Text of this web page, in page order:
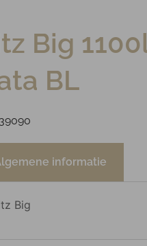
Big
BL
informatie
Big